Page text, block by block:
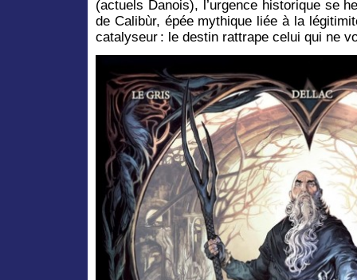
(actuels Danois), l’urgence historique se
de Calibùr, épée mythique liée à la
catalyseur : le destin rattrape celui qui ne